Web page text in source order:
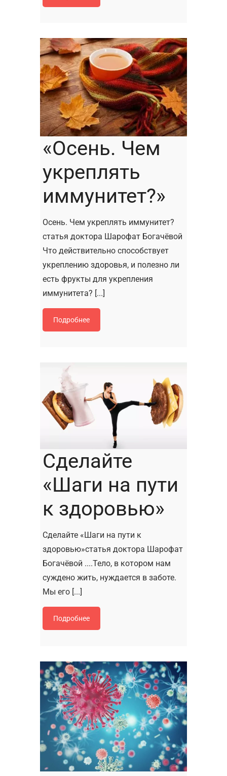
«Осень. Чем
укреплять
иммунитет?»
Осень. Чем укреплять иммунитет?
статья доктора Шарофат Богачёвой
Что действительно способствует
укреплению здоровья, и полезно ли
есть фрукты для укрепления
иммунитета? [...]
Подробнее
Сделайте
«Шаги на пути
к здоровью»
Сделайте «Шаги на пути к
здоровью»статья доктора Шарофат
Богачёвой ....Тело, в котором нам
суждено жить, нуждается в заботе.
Мы его [...]
Подробнее